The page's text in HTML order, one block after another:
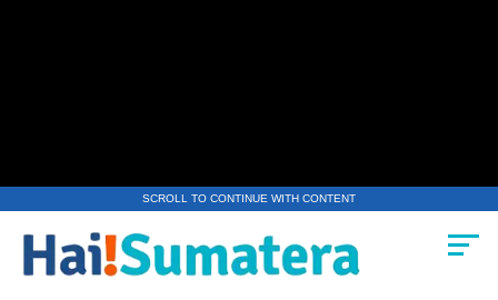
SCROLL TO CONTINUE WITH CONTENT